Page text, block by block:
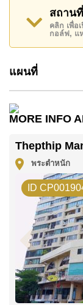
ที่มีชีวิตชีวา
ร้านสะดวกซื้
ซอยพระตำห
เต็มไปด้วยส
ผู้พักอาศัยสาม
อาหาร/คาเฟ่
พร้อมระบบรัก
สิ่งอำนวยคว
การเดินทางเ
นด์ชิพ และฟู้
ย่านนี้ยังใกล้
พัทยา หาดจ
ถนนวอล์กกิ้ง
รอยัลการ์เด้น
สถาน
คลิก เพื่อ
กอล์ฟ, แ
แผนที่
MORE INFO
Thepthip
พระตำหนัก
ID